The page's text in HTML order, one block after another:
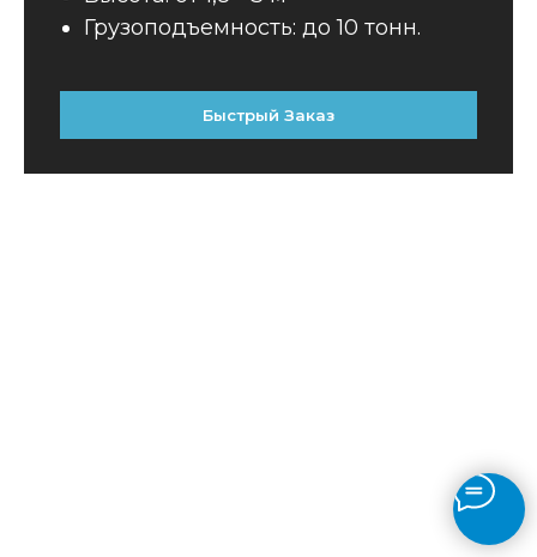
Грузоподъемность: до 10 тонн.
Быстрый Заказ